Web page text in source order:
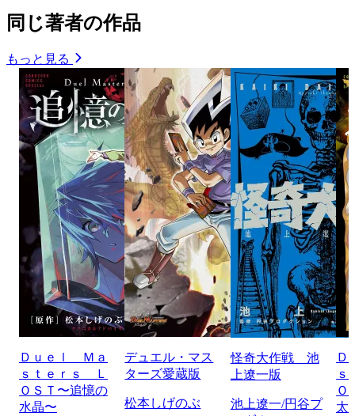
同じ著者の作品
もっと見る
Ｄｕｅｌ Ｍａ
ｓｔｅｒｓ Ｌ
ＯＳＴ〜追憶の
水晶〜
デュエル・マス
ターズ愛蔵版
松本しげのぶ
怪奇大作戦 池
上遼一版
池上遼一/円谷プ
Ｄ
Ｏ
太